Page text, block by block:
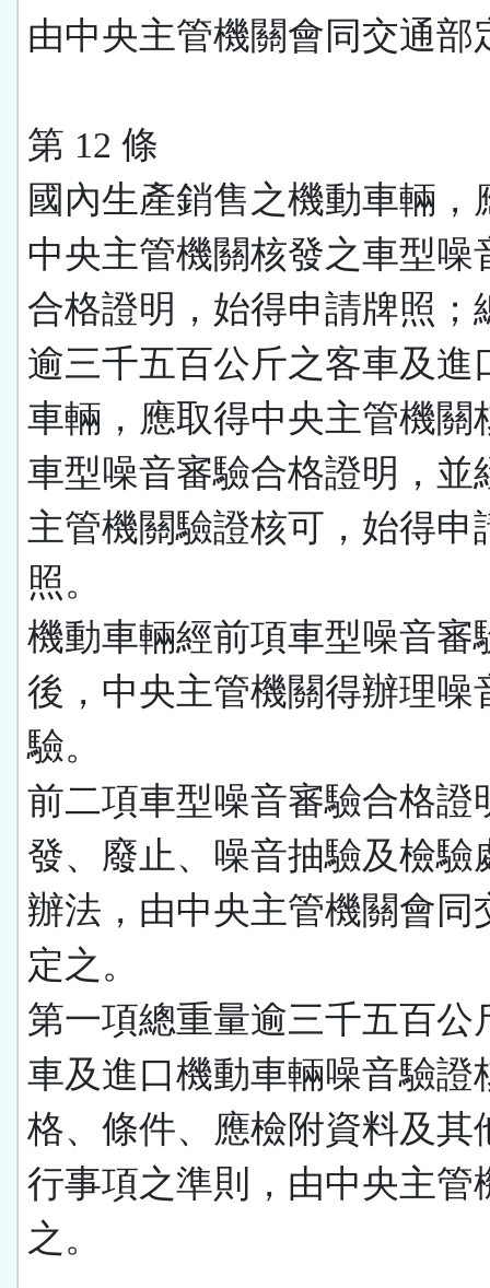
由中央主管機關會同交通部
第 12 條
國內生產銷售之機動車輛，
中央主管機關核發之車型噪
合格證明，始得申請牌照；
逾三千五百公斤之客車及進
車輛，應取得中央主管機關
車型噪音審驗合格證明，並
主管機關驗證核可，始得申
照。
機動車輛經前項車型噪音審
後，中央主管機關得辦理噪
驗。
前二項車型噪音審驗合格證
發、廢止、噪音抽驗及檢驗
辦法，由中央主管機關會同
定之。
第一項總重量逾三千五百公
車及進口機動車輛噪音驗證
格、條件、應檢附資料及其
行事項之準則，由中央主管
之。